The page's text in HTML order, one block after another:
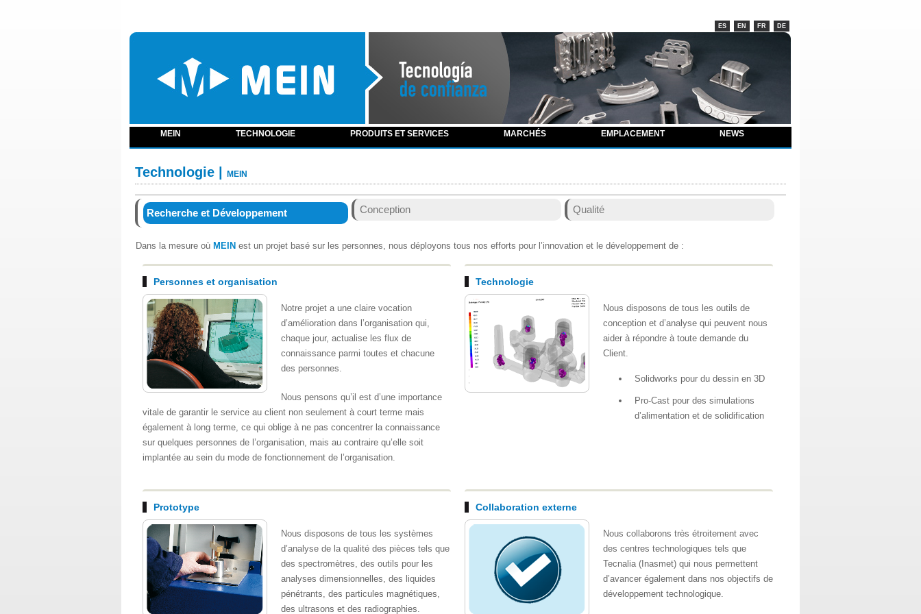
DE
FR
EN
ES
MEIN TECHNOLOGIE PRODUITS ET SERVICES MARCHÉS EMPLACEMENT NEWS
Technologie | MEIN
Recherche et Développement Conception Qualité
Dans la mesure où MEIN est un projet basé sur les personnes, nous déployons tous nos efforts pour l’innovation et le développement de :
Personnes et organisation
Notre projet a une claire vocation
d’amélioration dans l’organisation qui,
chaque jour, actualise les flux de
connaissance parmi toutes et chacune
des personnes.
Nous pensons qu’il est d’une importance
vitale de garantir le service au client non seulement à court terme mais
également à long terme, ce qui oblige à ne pas concentrer la connaissance
sur quelques personnes de l’organisation, mais au contraire qu’elle soit
implantée au sein du mode de fonctionnement de l’organisation.
Technologie
Nous disposons de tous les outils de
conception et d’analyse qui peuvent nous
aider à répondre à toute demande du
Client.
Solidworks pour du dessin en 3D
Pro-Cast pour des simulations
d’alimentation et de solidification
Prototype
Nous disposons de tous les systèmes
d’analyse de la qualité des pièces tels que
des spectromètres, des outils pour les
analyses dimensionnelles, des liquides
pénétrants, des particules magnétiques,
des ultrasons et des radiographies.
Collaboration externe
Nous collaborons très étroitement avec
des centres technologiques tels que
Tecnalia (Inasmet) qui nous permettent
d’avancer également dans nos objectifs de
développement technologique.